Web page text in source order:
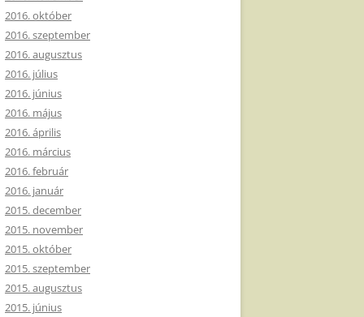
2016. október
2016. szeptember
2016. augusztus
2016. július
2016. június
2016. május
2016. április
2016. március
2016. február
2016. január
2015. december
2015. november
2015. október
2015. szeptember
2015. augusztus
2015. június